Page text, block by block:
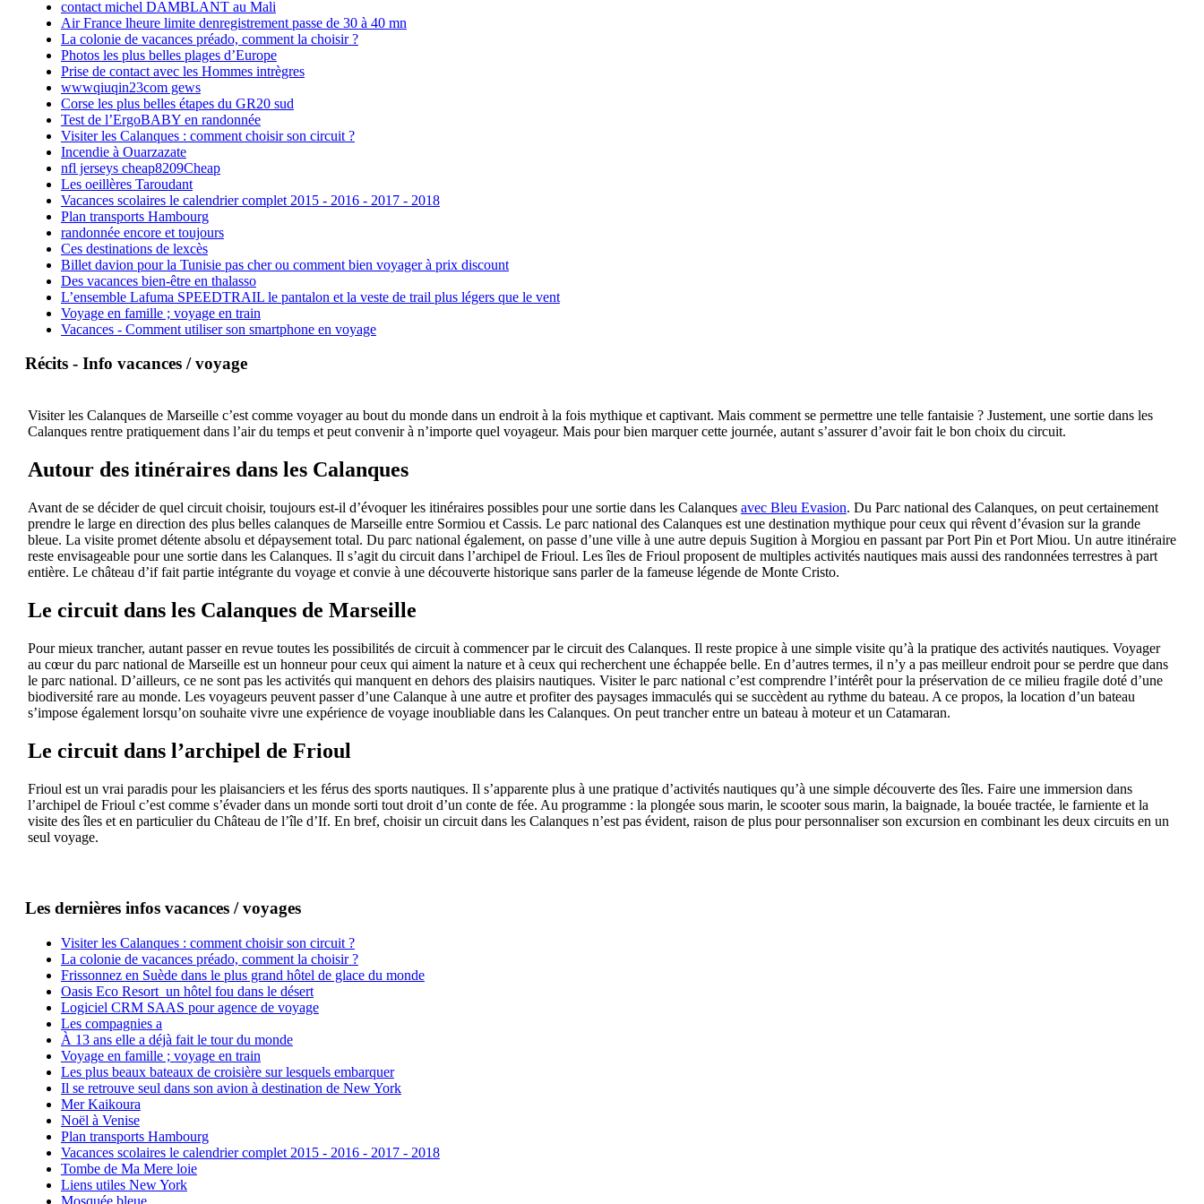
contact michel DAMBLANT au Mali
Air France lheure limite denregistrement passe de 30 à 40 mn
La colonie de vacances préado, comment la choisir ?
Photos les plus belles plages d’Europe
Prise de contact avec les Hommes intrègres
wwwqiuqin23com gews
Corse les plus belles étapes du GR20 sud
Test de l’ErgoBABY en randonnée
Visiter les Calanques : comment choisir son circuit ?
Incendie à Ouarzazate
nfl jerseys cheap8209Cheap
Les oeillères Taroudant
Vacances scolaires le calendrier complet 2015 - 2016 - 2017 - 2018
Plan transports Hambourg
randonnée encore et toujours
Ces destinations de lexcès
Billet davion pour la Tunisie pas cher ou comment bien voyager à prix discount
Des vacances bien-être en thalasso
L’ensemble Lafuma SPEEDTRAIL le pantalon et la veste de trail plus légers que le vent
Voyage en famille ; voyage en train
Vacances - Comment utiliser son smartphone en voyage
Récits - Info vacances / voyage
Visiter les Calanques de Marseille c’est comme voyager au bout du monde dans un endroit à la fois mythique et captivant. Mais comment se permettre une telle fantaisie ? Justement, une sortie dans les
Calanques rentre pratiquement dans l’air du temps et peut convenir à n’importe quel voyageur. Mais pour bien marquer cette journée, autant s’assurer d’avoir fait le bon choix du circuit.
Autour des itinéraires dans les Calanques
Avant de se décider de quel circuit choisir, toujours est-il d’évoquer les itinéraires possibles pour une sortie dans les Calanques avec Bleu Evasion. Du Parc national des Calanques, on peut certainement
prendre le large en direction des plus belles calanques de Marseille entre Sormiou et Cassis. Le parc national des Calanques est une destination mythique pour ceux qui rêvent d’évasion sur la grande
bleue. La visite promet détente absolu et dépaysement total. Du parc national également, on passe d’une ville à une autre depuis Sugition à Morgiou en passant par Port Pin et Port Miou. Un autre itinéraire
reste envisageable pour une sortie dans les Calanques. Il s’agit du circuit dans l’archipel de Frioul. Les îles de Frioul proposent de multiples activités nautiques mais aussi des randonnées terrestres à part
entière. Le château d’if fait partie intégrante du voyage et convie à une découverte historique sans parler de la fameuse légende de Monte Cristo.
Le circuit dans les Calanques de Marseille
Pour mieux trancher, autant passer en revue toutes les possibilités de circuit à commencer par le circuit des Calanques. Il reste propice à une simple visite qu’à la pratique des activités nautiques. Voyager
au cœur du parc national de Marseille est un honneur pour ceux qui aiment la nature et à ceux qui recherchent une échappée belle. En d’autres termes, il n’y a pas meilleur endroit pour se perdre que dans
le parc national. D’ailleurs, ce ne sont pas les activités qui manquent en dehors des plaisirs nautiques. Visiter le parc national c’est comprendre l’intérêt pour la préservation de ce milieu fragile doté d’une
biodiversité rare au monde. Les voyageurs peuvent passer d’une Calanque à une autre et profiter des paysages immaculés qui se succèdent au rythme du bateau. A ce propos, la location d’un bateau
s’impose également lorsqu’on souhaite vivre une expérience de voyage inoubliable dans les Calanques. On peut trancher entre un bateau à moteur et un Catamaran.
Le circuit dans l’archipel de Frioul
Frioul est un vrai paradis pour les plaisanciers et les férus des sports nautiques. Il s’apparente plus à une pratique d’activités nautiques qu’à une simple découverte des îles. Faire une immersion dans
l’archipel de Frioul c’est comme s’évader dans un monde sorti tout droit d’un conte de fée. Au programme : la plongée sous marin, le scooter sous marin, la baignade, la bouée tractée, le farniente et la
visite des îles et en particulier du Château de l’île d’If. En bref, choisir un circuit dans les Calanques n’est pas évident, raison de plus pour personnaliser son excursion en combinant les deux circuits en un
seul voyage.
Les dernières infos vacances / voyages
Visiter les Calanques : comment choisir son circuit ?
La colonie de vacances préado, comment la choisir ?
Frissonnez en Suède dans le plus grand hôtel de glace du monde
Oasis Eco Resort un hôtel fou dans le désert
Logiciel CRM SAAS pour agence de voyage
Les compagnies a
À 13 ans elle a déjà fait le tour du monde
Voyage en famille ; voyage en train
Les plus beaux bateaux de croisière sur lesquels embarquer
Il se retrouve seul dans son avion à destination de New York
Mer Kaikoura
Noël à Venise
Plan transports Hambourg
Vacances scolaires le calendrier complet 2015 - 2016 - 2017 - 2018
Tombe de Ma Mere loie
Liens utiles New York
Mosquée bleue